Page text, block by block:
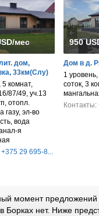
мес
дом,
33км(Слу)
5 комнат,
87/49, уч.13
отопл.
газу, эл-во
вода
я
+375 29 695-8...
950
Дом в д.
1
соток, 3
Контакты:
момент
в Борках нет. Ниже